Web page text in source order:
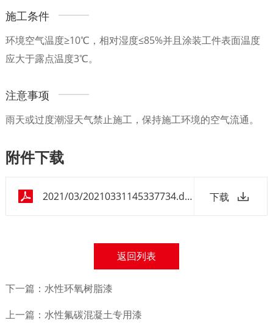
施工条件
环境空气温度≥10℃，相对湿度≤85%并且涂装工件表面温度
应大于露点温度3℃。
注意事项
雨天或过度潮湿天气禁止施工，保持施工环境的空气流通。
附件下载
下载
2021/03/20210331145337734.doc
返回列表
下一篇：水性环氧树脂漆
上一篇：水性氟碳混凝土专用漆